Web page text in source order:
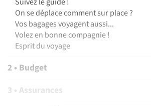
Suivez le guide !
On se déplace comment sur place ?
Vos bagages voyagent aussi...
Volez en bonne compagnie !
Esprit du voyage
2 • Budget
3 • Assurances